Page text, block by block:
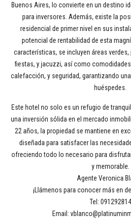
Buenos Aires, lo convierte en un destino
para inversores. Además, existe la
residencial de primer nivel en sus
potencial de rentabilidad de esta
características, se incluyen áreas
fiestas, y jacuzzi, así como
calefacción, y seguridad, garantizando
huéspedes.
Este hotel no solo es un refugio de
una inversión sólida en el mercado
22 años, la propiedad se mantiene en
diseñada para satisfacer las
ofreciendo todo lo necesario para
y memorable.
Agente Veronica
¡Llámenos para conocer más en
Tel: 091292814
Email: